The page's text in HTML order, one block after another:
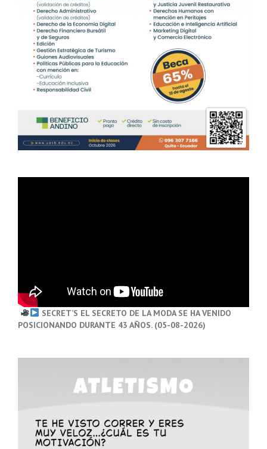
SECRET’S EL SECRETO DE LA MODA SE HA VENIDO
POSICIONANDO DURANTE 43 AÑOS. (05-08-2026)